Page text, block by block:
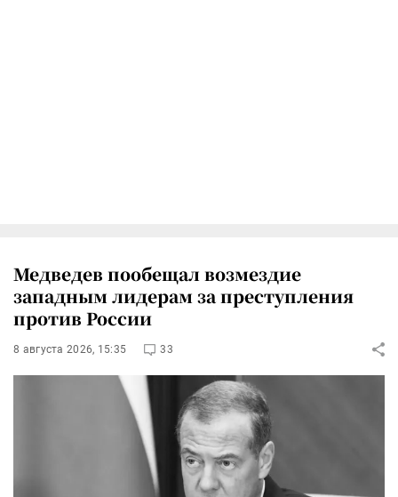
Медведев пообещал возмездие
западным лидерам за преступления
против России
8 августа 2026, 15:35 33